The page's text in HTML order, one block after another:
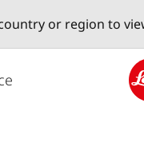
or region to